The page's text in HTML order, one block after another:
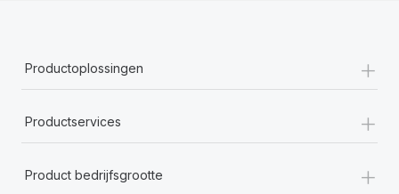
Productoplossingen +
Productservices +
Product bedrijfsgrootte +